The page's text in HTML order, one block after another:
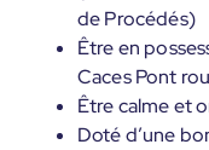
de Procédés)
Être en
Caces Pont
Être calme et
Doté d’une